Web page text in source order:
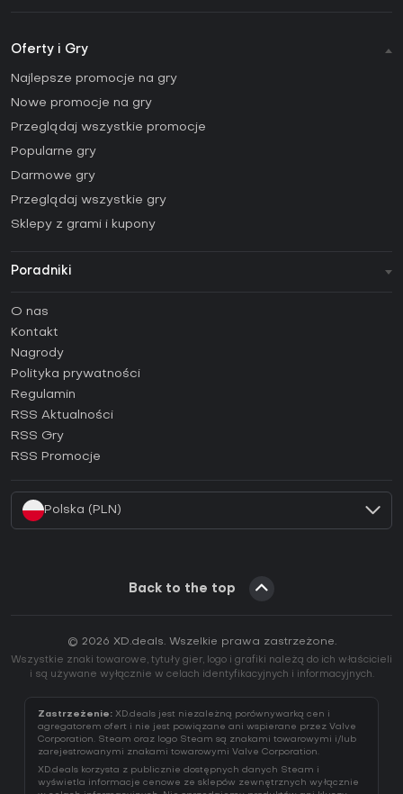
Oferty i Gry
Najlepsze promocje na gry
Nowe promocje na gry
Przeglądaj wszystkie promocje
Popularne gry
Darmowe gry
Przeglądaj wszystkie gry
Sklepy z grami i kupony
Poradniki
Poradniki
Jak aktywować klucz Steam (CD Key)?
Jak aktywować klucz Epic Games (CD Key)?
Jak aktywować klucz GOG (CD Key)?
Jak aktywować klucz Ubisoft Connect (CD Key)?
O nas
Kontakt
Nagrody
Polityka prywatności
Regulamin
RSS Aktualności
RSS Gry
RSS Promocje
Polska (PLN)
Back to the top
© 2026 XD.deals. Wszelkie prawa zastrzeżone.
Wszystkie znaki towarowe, tytuły gier, logo i grafiki należą do ich właścicieli
i są używane wyłącznie w celach identyfikacyjnych i informacyjnych.
Zastrzeżenie: XD.deals jest niezależną porównywarką cen i
agregatorem ofert i nie jest powiązane ani wspierane przez Valve
Corporation. Steam oraz logo Steam są znakami towarowymi i/lub
zarejestrowanymi znakami towarowymi Valve Corporation.
XD.deals korzysta z publicznie dostępnych danych Steam i
wyświetla informacje cenowe ze sklepów zewnętrznych wyłącznie